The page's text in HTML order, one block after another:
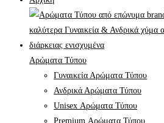
Αρώματα Τύπου
Γυναικεία Αρώματα Τύπου
Ανδρικά Αρώματα Τύπου
Unisex Αρώματα Τύπου
Premium Αρώματα Τύπου